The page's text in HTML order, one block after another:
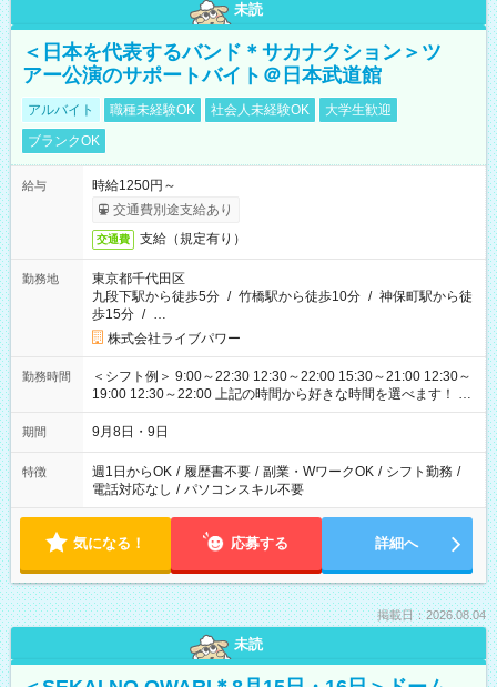
未読
＜日本を代表するバンド＊サカナクション＞ツ
アー公演のサポートバイト＠日本武道館
アルバイト 職種未経験OK 社会人未経験OK
大学生歓迎
ブランクOK
給与
時給1250円～
交通費別途支給あり
交通費 支給（規定有り）
勤務地
東京都千代田区
九段下駅から徒歩5分 / 竹橋駅から徒歩10分 / 神保町駅から徒
歩15分 / …
株式会社ライブパワー
勤務時間
＜シフト例＞ 9:00～22:30 12:30～22:00 15:30～21:00 12:30～
19:00 12:30～22:00 上記の時間から好きな時間を選べます！ ※
時間は変更となる可能性があります
期間 9月8日・9日
特徴 週1日からOK / 履歴書不要 / 副業・WワークOK / シフト勤務 /
電話対応なし / パソコンスキル不要
気になる！ 応募する 詳細へ
掲載日：2026.08.04
未読